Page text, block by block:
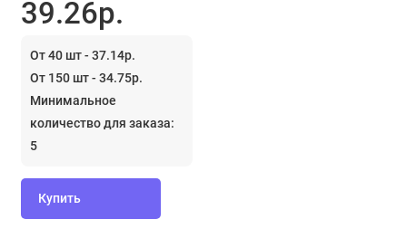
39.26р.
От 40 шт - 37.14р.
От 150 шт - 34.75р.
Минимальное
количество для заказа:
5
Купить